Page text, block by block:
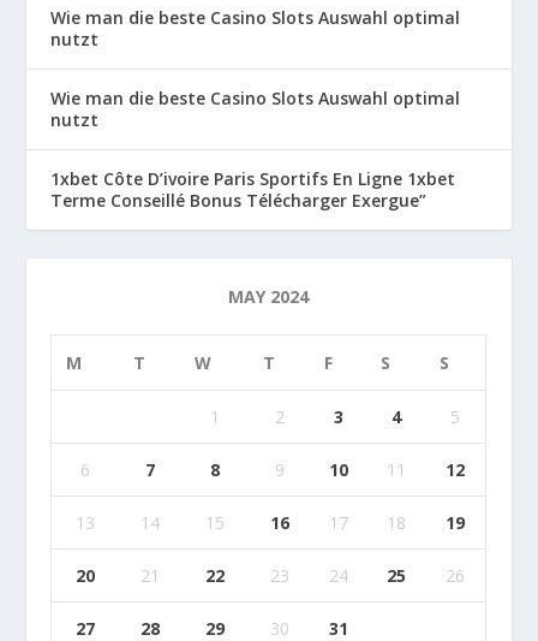
Wie man die beste Casino Slots Auswahl optimal
nutzt
Wie man die beste Casino Slots Auswahl optimal
nutzt
1xbet Côte D’ivoire Paris Sportifs En Ligne 1xbet
Terme Conseillé Bonus Télécharger Exergue”
MAY 2024
M T W T F S S
1 2 3 4 5
6 7 8 9 10 11 12
13 14 15 16 17 18 19
20 21 22 23 24 25 26
27 28 29 30
31